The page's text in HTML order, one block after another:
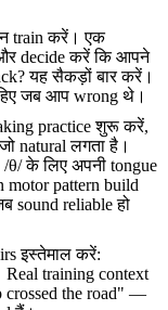
train करें। एक
और decide करें कि आपने
यह सैकड़ों बार करें।
जब आप wrong थे।
practice शुरू करें,
natural लगता है।
/θ/ के लिए अपनी tongue
motor pattern build
sound reliable हो
इस्तेमाल करें:
training context
crossed the road" —